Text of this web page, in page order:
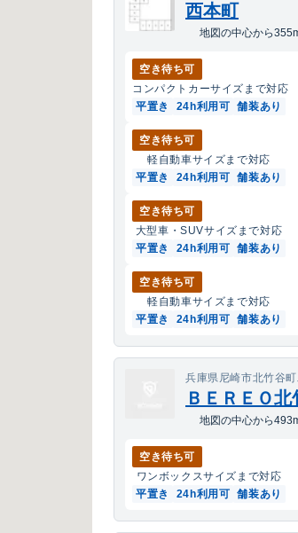
西本町
地図の中心から
空き待ち可
コンパクトカーサイズまで対応
平置き
24h利用可 舗装あり
空き待ち可
軽自動車サイズまで対応
平置き
24h利用可 舗装あり
空き待ち可
大型車・SUVサイズまで対応
平置き
24h利用可 舗装あり
空き待ち可
軽自動車サイズまで対応
平置き
24h利用可 舗装あり
兵庫県尼崎市北竹谷
ＢＥＲＥＯ北
地図の中心から
空き待ち可
ワンボックスサイズまで対応
平置き
24h利用可 舗装あり